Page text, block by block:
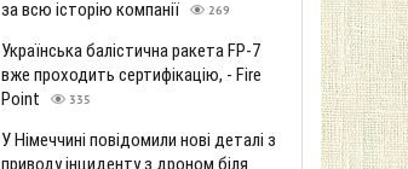
за всю історію компанії
269
Українська балістична ракета FP-7
вже проходить сертифікацію, - Fire
Point
335
У Німеччині повідомили нові деталі з
приводу інциденту з дроном біля